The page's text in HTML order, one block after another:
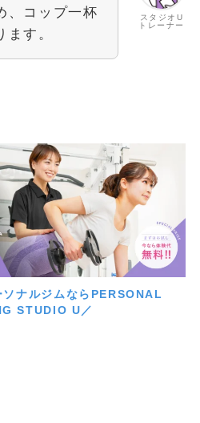
スタジオU
トレーナー
、コップ一杯
す。
ナルジムならPERSONAL
STUDIO U／